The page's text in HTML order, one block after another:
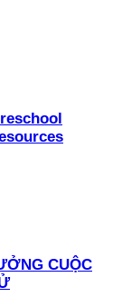
CUỘC